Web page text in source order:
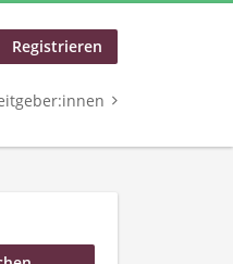
Registrieren